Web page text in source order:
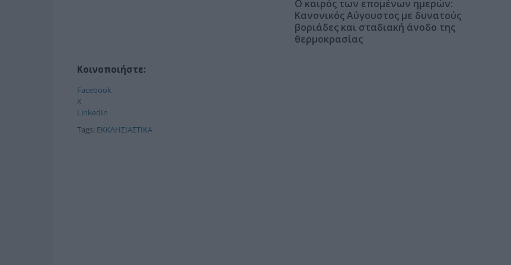
Ο καιρός των επομένων ημερών:
Κανονικός Αύγουστος με δυνατούς
βοριάδες και σταδιακή άνοδο της
θερμοκρασίας
Κοινοποιήστε:
Facebook
X
LinkedIn
Tags: ΕΚΚΛΗΣΙΑΣΤΙΚΑ